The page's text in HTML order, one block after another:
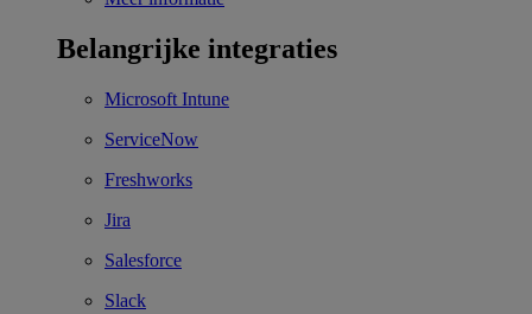
Belangrijke integraties
Microsoft Intune
ServiceNow
Freshworks
Jira
Salesforce
Slack